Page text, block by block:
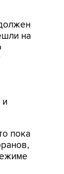
на
пока